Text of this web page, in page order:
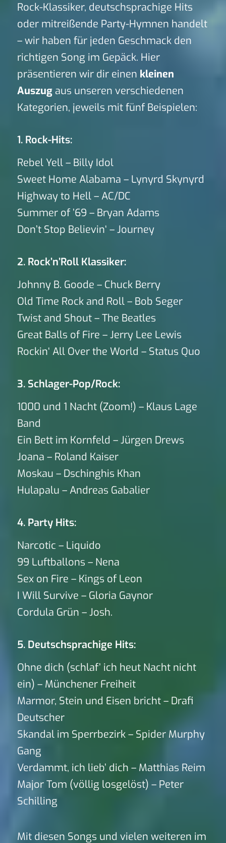
Rock-Klassiker, deutschsprachige Hits
oder mitreißende Party-Hymnen handelt
– wir haben für jeden Geschmack den
richtigen Song im Gepäck. Hier
präsentieren wir dir einen kleinen
Auszugaus unseren verschiedenen
Kategorien, jeweils mit fünf Beispielen:
1. Rock-Hits:
Rebel Yell – Billy Idol
Sweet Home Alabama – Lynyrd Skynyrd
Highway to Hell – AC/DC
Summer of ’69 – Bryan Adams
Don’t Stop Believin‘ – Journey
2. Rock’n’Roll Klassiker:
Johnny B. Goode – Chuck Berry
Old Time Rock and Roll – Bob Seger
Twist and Shout – The Beatles
Great Balls of Fire – Jerry Lee Lewis
Rockin‘ All Over the World – Status Quo
3. Schlager-Pop/Rock:
1000 und 1 Nacht (Zoom!) – Klaus Lage
Band
Ein Bett im Kornfeld – Jürgen Drews
Joana – Roland Kaiser
Moskau – Dschinghis Khan
Hulapalu – Andreas Gabalier
4. Party Hits:
Narcotic – Liquido
99 Luftballons – Nena
Sex on Fire – Kings of Leon
I Will Survive – Gloria Gaynor
Cordula Grün – Josh.
5. Deutschsprachige Hits:
Ohne dich (schlaf’ ich heut Nacht nicht
ein) – Münchener Freiheit
Marmor, Stein und Eisen bricht – Drafi
Deutscher
Skandal im Sperrbezirk – Spider Murphy
Gang
Verdammt, ich lieb’ dich – Matthias Reim
Major Tom (völlig losgelöst) – Peter
Schilling
Mit diesen Songs und vielen weiteren im